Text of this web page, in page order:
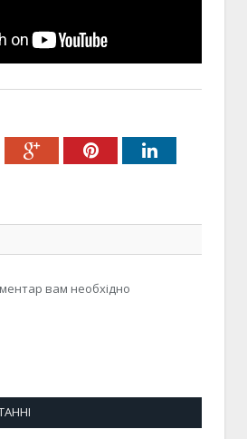
Google+PinterestLinkedIn
вам необхідно